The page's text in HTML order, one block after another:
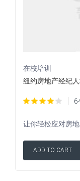
在校培训
纽约房地产经纪
让你轻松应对房
ADD TO CART